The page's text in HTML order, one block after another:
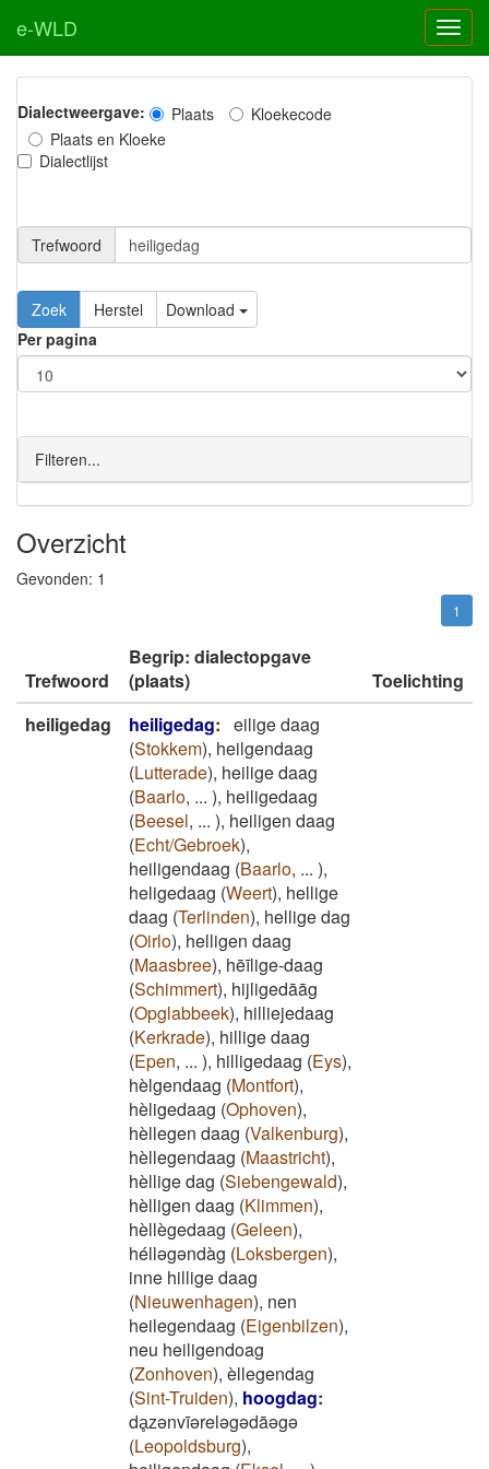
e-WLD
Dialectweergave: Plaats
Kloekecode
Plaats en Kloeke
Dialectlijst
Trefwoord
Download
Per pagina
Filteren...
Overzicht
Gevonden: 1
1
Trefwoord
Begrip: dialectopgave
(plaats)
Toelichting
heiligedag
heiligedag: eilige daag
(Stokkem), heilgendaag
(Lutterade), heilige daag
(Baarlo, ... ), heiligedaag
(Beesel, ... ), heiligen daag
(Echt/Gebroek),
heiligendaag (Baarlo, ... ),
heligedaag (Weert), hellige
daag (Terlinden), hellige dag
(Oirlo), helligen daag
(Maasbree), hēīlige-daag
(Schimmert), hijligedāāg
(Opglabbeek), hilliejedaag
(Kerkrade), hillige daag
(Epen, ... ), hilligedaag (Eys),
hèlgendaag (Montfort),
hèligedaag (Ophoven),
hèllegen daag (Valkenburg),
hèllegendaag (Maastricht),
hèllige dag (Siebengewald),
hèlligen daag (Klimmen),
hèllègedaag (Geleen),
hélləgəndàg (Loksbergen),
inne hillige daag
(Nieuwenhagen), nen
heilegendaag (Eigenbilzen),
neu heiligendoag
(Zonhoven), èllegendag
(Sint-Truiden), hoogdag:
dḁzənvīəreləgədāəgə
(Leopoldsburg),